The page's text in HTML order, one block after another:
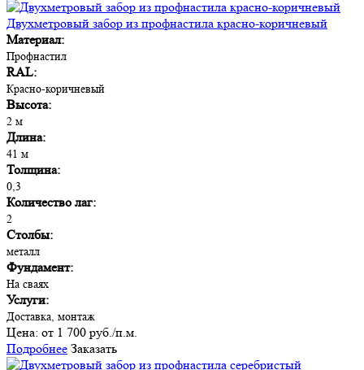
Двухметровый забор из профнастила красно-коричневый
Материал:
Профнастил
RAL:
Красно-коричневый
Высота:
2 м
Длина:
41 м
Толщина:
0,3
Количество лаг:
2
Столбы:
металл
Фундамент:
На сваях
Услуги:
Доставка, монтаж
Цена: от 1 700 руб./п.м.
Подробнее Заказать